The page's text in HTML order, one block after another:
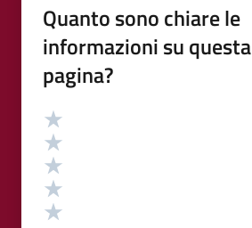
Quanto sono chiare le
informazioni su questa
pagina?
Valutazione